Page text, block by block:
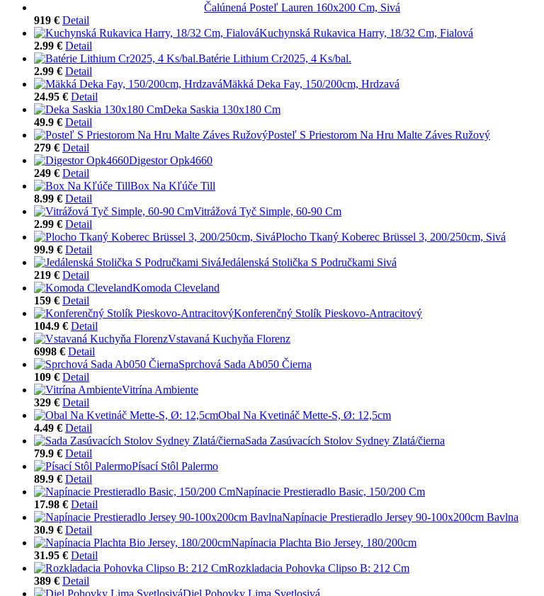
Čalúnená Posteľ Lauren 160x200 Cm, Sivá
919 € Detail
Kuchynská Rukavica Harry, 18/32 Cm, Fialová
2.99 € Detail
Batérie Lithium Cr2025, 4 Ks/bal.
2.99 € Detail
Mäkká Deka Fay, 150/200cm, Hrdzavá
24.95 € Detail
Deka Saskia 130x180 Cm
49.9 € Detail
Posteľ S Priestorom Na Hru Malte Záves Ružový
279 € Detail
Digestor Opk4660
249 € Detail
Box Na Kľúče Till
8.99 € Detail
Vitrážová Tyč Simple, 60-90 Cm
2.99 € Detail
Plocho Tkaný Koberec Brüssel 3, 200/250cm, Sivá
99.9 € Detail
Jedálenská Stolička S Područkami Sivá
219 € Detail
Komoda Cleveland
159 € Detail
Konferenčný Stolík Pieskovo-Antracitový
104.9 € Detail
Vstavaná Kuchyňa Florenz
6998 € Detail
Sprchová Sada Ab050 Čierna
109 € Detail
Vitrína Ambiente
329 € Detail
Obal Na Kvetináč Mette-S, Ø: 12,5cm
4.49 € Detail
Sada Zasúvacích Stolov Sydney Zlatá/čierna
79.9 € Detail
Písací Stôl Palermo
89.9 € Detail
Napínacie Prestieradlo Basic, 150/200 Cm
17.98 € Detail
Napínacie Prestieradlo Jersey 90-100x200cm Bavlna
30.9 € Detail
Napínacia Plachta Bio Jersey, 180/200cm
31.95 € Detail
Rozkladacia Pohovka Clipso B: 212 Cm
389 € Detail
Diel Pohovky Lima Svetlosivá